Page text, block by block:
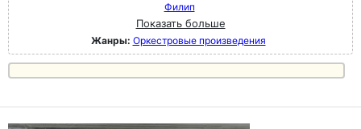
Филип
Показать больше
Жанры: Оркестровые произведения